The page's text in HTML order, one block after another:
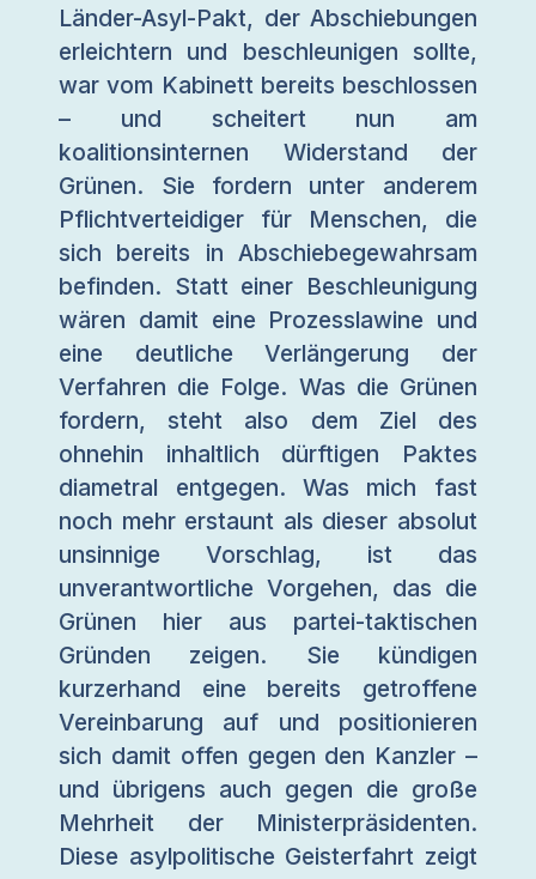
Länder-Asyl-Pakt, der Abschiebungen
erleichtern und beschleunigen sollte,
war vom Kabinett bereits beschlossen
– und scheitert nun am
koalitionsinternen Widerstand der
Grünen. Sie fordern unter anderem
Pflichtverteidiger für Menschen, die
sich bereits in Abschiebegewahrsam
befinden. Statt einer Beschleunigung
wären damit eine Prozesslawine und
eine deutliche Verlängerung der
Verfahren die Folge. Was die Grünen
fordern, steht also dem Ziel des
ohnehin inhaltlich dürftigen Paktes
diametral entgegen. Was mich fast
noch mehr erstaunt als dieser absolut
unsinnige Vorschlag, ist das
unverantwortliche Vorgehen, das die
Grünen hier aus partei-taktischen
Gründen zeigen. Sie kündigen
kurzerhand eine bereits getroffene
Vereinbarung auf und positionieren
sich damit offen gegen den Kanzler –
und übrigens auch gegen die große
Mehrheit der Ministerpräsidenten.
Diese asylpolitische Geisterfahrt zeigt